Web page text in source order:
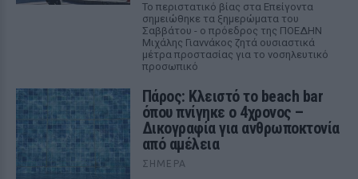
Το περιστατικό βίας στα Επείγοντα
σημειώθηκε τα ξημερώματα του
Σαββάτου - ο πρόεδρος της ΠΟΕΔΗΝ
Μιχάλης Γιαννάκος ζητά ουσιαστικά
μέτρα προστασίας για το νοσηλευτικό
προσωπικό
Πάρος: Κλειστό το beach bar
όπου πνίγηκε ο 4χρονος –
Δικογραφία για ανθρωποκτονία
από αμέλεια
ΣΉΜΕΡΑ